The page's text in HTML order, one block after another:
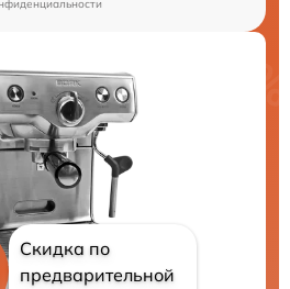
Скидка по
предварительной